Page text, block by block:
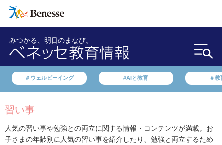
みつかる、明日のまなび。
＃ウェルビーイング #AIと教育 ＃教
習い事
人気の習い事や勉強との両立に関する情報・コンテンツが満載。お
子さまの年齢別に人気の習い事を紹介したり、勉強と両立するため